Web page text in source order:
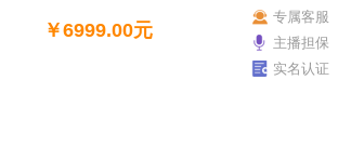
￥6999.00元
专属客服
主播担保
实名认证